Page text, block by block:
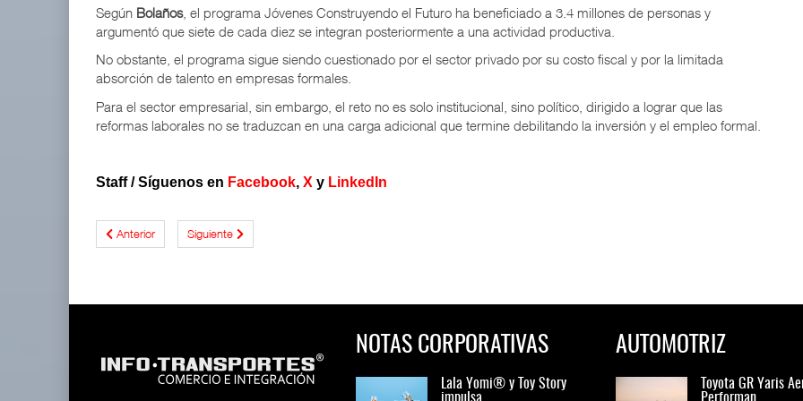
Según Bolaños, el programa Jóvenes Construyendo el Futuro ha beneficiado a 3.4 millones de personas y
argumentó que siete de cada diez se integran posteriormente a una actividad productiva.
No obstante, el programa sigue siendo cuestionado por el sector privado por su costo fiscal y por la limitada
absorción de talento en empresas formales.
Para el sector empresarial, sin embargo, el reto no es solo institucional, sino político, dirigido a lograr que las
reformas laborales no se traduzcan en una carga adicional que termine debilitando la inversión y el empleo formal.
Staff / Síguenos en Facebook, X y LinkedIn
Anterior Siguiente
NOTAS CORPORATIVAS
Lala Yomi® y Toy Story
Lala Yomi® y Toy Story
Lala Yomi® y Toy
AUTOMOTRIZ
Toyota GR Yaris Aero
Toyota GR Yaris Aero
Toyota GR Yaris